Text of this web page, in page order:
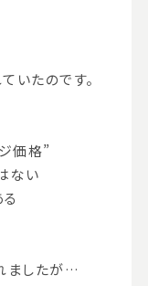
いたのです。
価格”
ない
ましたが…